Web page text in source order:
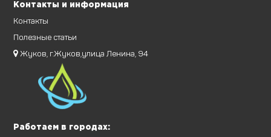
Контакты и информация
Контакты
Полезные статьи
Жуков, г.Жуков,улица Ленина, 94
Работаем в городах: